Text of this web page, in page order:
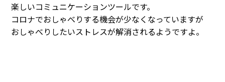
楽しいコミュニケーションツールです。
コロナでおしゃべりする機会が少なくなっていますが
おしゃべりしたいストレスが解消されるようですよ。